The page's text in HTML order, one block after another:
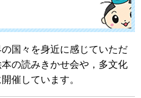
国々を身近に感じていただ
の読みきかせ会や，多文化
催しています。